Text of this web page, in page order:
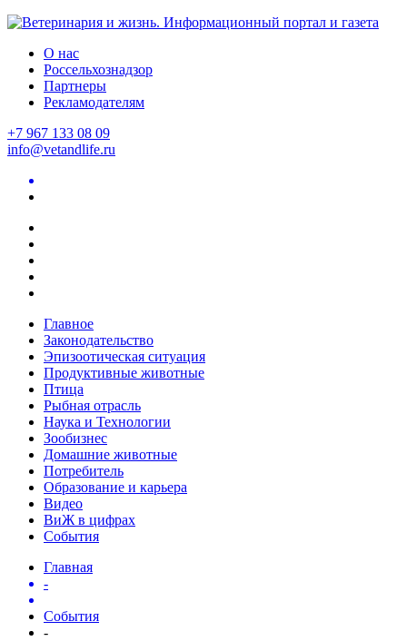
О нас
Россельхознадзор
Партнеры
Рекламодателям
+7 967 133 08 09
info@vetandlife.ru
Главное
Законодательство
Эпизоотическая ситуация
Продуктивные животные
Птица
Рыбная отрасль
Наука и Технологии
Зообизнес
Домашние животные
Потребитель
Образование и карьера
Видео
ВиЖ в цифрах
События
Главная
-
События
-